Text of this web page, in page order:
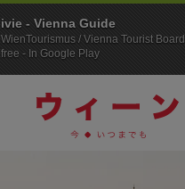
ivie - Vienna Guide
WienTourismus / Vienna Tourist Board
free - In Google Play